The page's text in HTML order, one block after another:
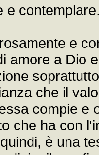
e
e
amore a Dio
che il
compie e
che ha con
è una